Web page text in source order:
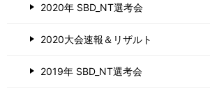
2020年 SBD_NT選考会
2020大会速報＆リザルト
2019年 SBD_NT選考会